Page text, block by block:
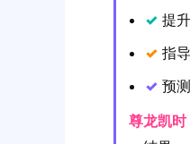
✓ 提
✓ 指
✓ 预
尊龙凯时